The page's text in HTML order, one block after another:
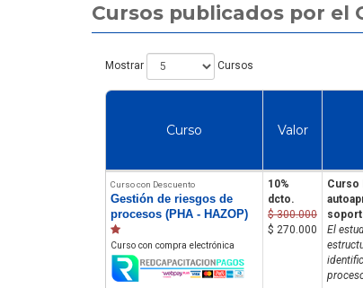
Cursos publicados por el
Mostrar Cursos
Curso Valor
Curso con Descuento
Gestión de riesgos de
procesos (PHA - HAZOP)
Curso con compra electrónica
10%
dcto.
$ 300.000
$ 270.000
Curso
El
Críticas en
en 2026? El precio real
10 cursos